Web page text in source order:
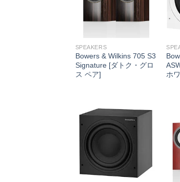
SPEAKERS
Bowers & Wilkins 705 S3
Signature [ダトク・グロ
ス ペア]
ホ